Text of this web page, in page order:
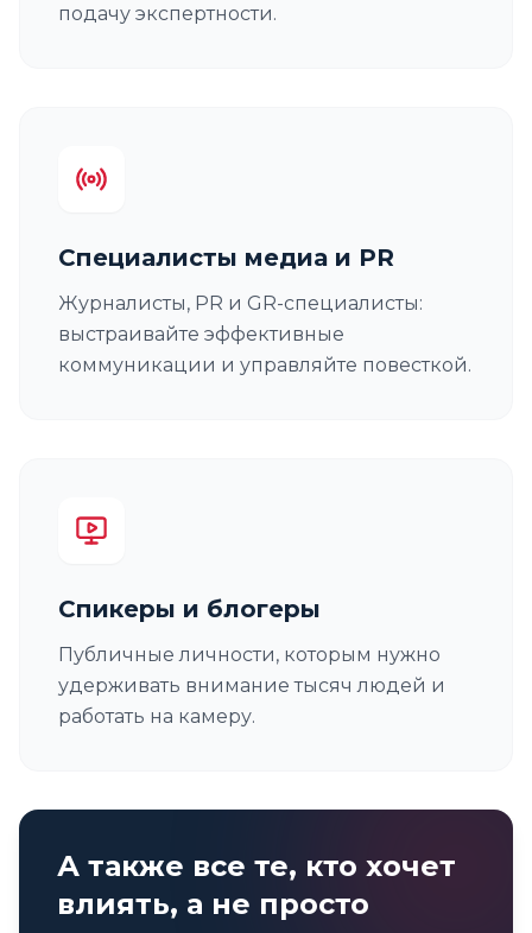
подачу экспертности.
Специалисты медиа и PR
Журналисты, PR и GR-специалисты:
выстраивайте эффективные
коммуникации и управляйте повесткой.
Спикеры и блогеры
Публичные личности, которым нужно
удерживать внимание тысяч людей и
работать на камеру.
А также все те, кто хочет
влиять, а не просто